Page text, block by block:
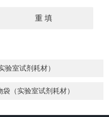
室试剂耗材）
（实验室试剂耗材）